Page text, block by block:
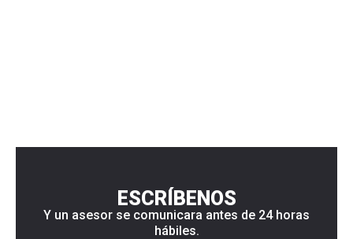
ESCRÍBENOS
Y un asesor se comunicara antes de 24 horas
hábiles.